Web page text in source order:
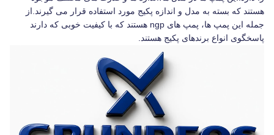
هستند که بسته به مدل و اندازه پکیج مورد استفاده قرار می گیرند.از
جمله این پمپ ها، پمپ های ngp هستند که با کیفیت خوبی که دارند
پاسخگوی انواع برندهای پکیج هستند.